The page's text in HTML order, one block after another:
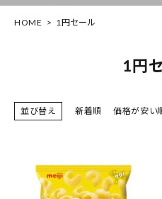
ACCOUNT MENU
HOME 1円セール
1円
並び替え 新着順 価格が安い